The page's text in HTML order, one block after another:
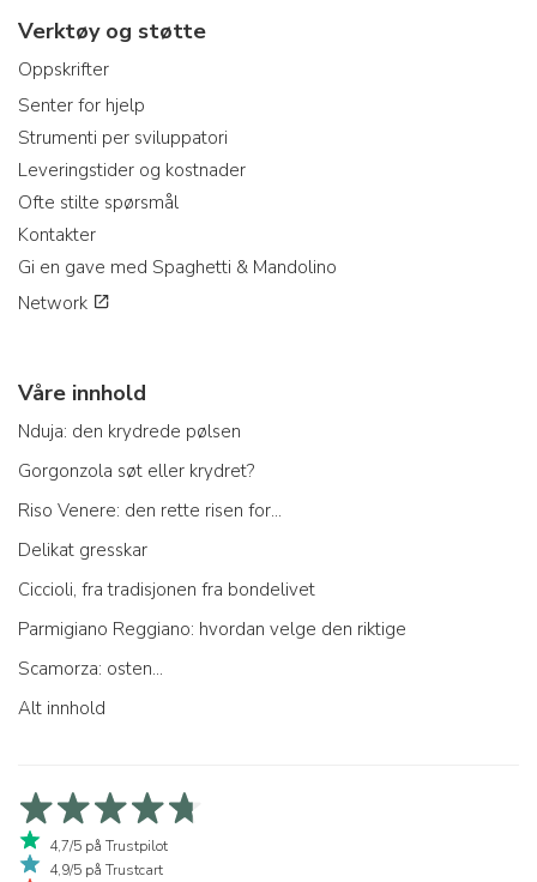
Verktøy og støtte
Oppskrifter
Senter for hjelp
Strumenti per sviluppatori
Leveringstider og kostnader
Ofte stilte spørsmål
Kontakter
Gi en gave med Spaghetti & Mandolino
Network
Våre innhold
Nduja: den krydrede pølsen
Gorgonzola søt eller krydret?
Riso Venere: den rette risen for...
Delikat gresskar
Ciccioli, fra tradisjonen fra bondelivet
Parmigiano Reggiano: hvordan velge den riktige
Scamorza: osten...
Alt innhold
4,7/5 på Trustpilot
4,9/5 på Trustcart